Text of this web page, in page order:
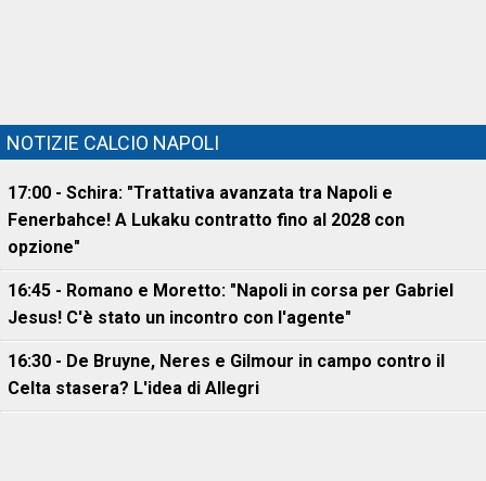
NOTIZIE CALCIO NAPOLI
17:00 - Schira: "Trattativa avanzata tra Napoli e
Fenerbahce! A Lukaku contratto fino al 2028 con
opzione"
16:45 - Romano e Moretto: "Napoli in corsa per Gabriel
Jesus! C'è stato un incontro con l'agente"
16:30 - De Bruyne, Neres e Gilmour in campo contro il
Celta stasera? L'idea di Allegri